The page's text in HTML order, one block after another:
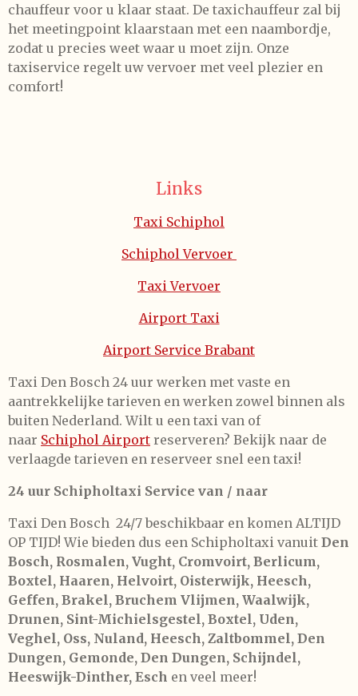
chauffeur voor u klaar staat. De taxichauffeur zal bij
het meetingpoint klaarstaan met een naambordje,
zodat u precies weet waar u moet zijn. Onze
taxiservice regelt uw vervoer met veel plezier en
comfort!
Links
Taxi Schiphol
Schiphol Vervoer
Taxi Vervoer
Airport Taxi
Airport Service Brabant
Taxi Den Bosch 24 uur werken met vaste en
aantrekkelijke tarieven en werken zowel binnen als
buiten Nederland. Wilt u een taxi van of
naar Schiphol Airport reserveren? Bekijk naar de
verlaagde tarieven en reserveer snel een taxi!
24 uur Schipholtaxi Service van / naar
Taxi Den Bosch 24/7 beschikbaar en komen ALTIJD
OP TIJD! Wie bieden dus een Schipholtaxi vanuit Den
Bosch, Rosmalen, Vught, Cromvoirt, Berlicum,
Boxtel, Haaren, Helvoirt, Oisterwijk, Heesch,
Geffen, Brakel, Bruchem Vlijmen, Waalwijk,
Drunen, Sint-Michielsgestel, Boxtel, Uden,
Veghel, Oss, Nuland, Heesch, Zaltbommel, Den
Dungen, Gemonde, Den Dungen, Schijndel,
Heeswijk-Dinther, Esch en veel meer!